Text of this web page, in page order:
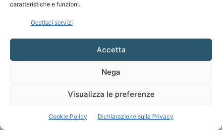
caratteristiche e funzioni.
Gestisci servizi
Accetta
Nega
Visualizza le preferenze
Cookie Policy Dichiarazione sulla Privacy